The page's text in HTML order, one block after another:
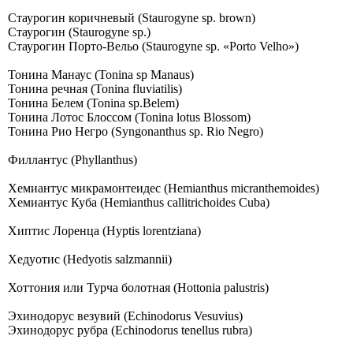
Стаурогин коричневый (Staurogyne sp. brown)
Стаурогин (Staurogyne sp.)
Стаурогин Порто-Вельо (Staurogyne sp. «Porto Velho»)
Тонина Манаус (Tonina sp Manaus)
Тонина речная (Tonina fluviatilis)
Тонина Белем (Tonina sp.Belem)
Тонина Лотос Блоссом (Tonina lotus Blossom)
Тонина Рио Негро (Syngonanthus sp. Rio Negro)
Филлантус (Phyllanthus)
Хемиантус микрамонтеидес (Hemianthus micranthemoides)
Хемиантус Куба (Hemianthus callitrichoides Cuba)
Хиптис Лоренца (Hyptis lorentziana)
Хедуотис (Hedyotis salzmannii)
Хоттония или Турча болотная (Hottonia palustris)
Эхинодорус везувий (Echinodorus Vesuvius)
Эхинодорус рубра (Echinodorus tenellus rubra)